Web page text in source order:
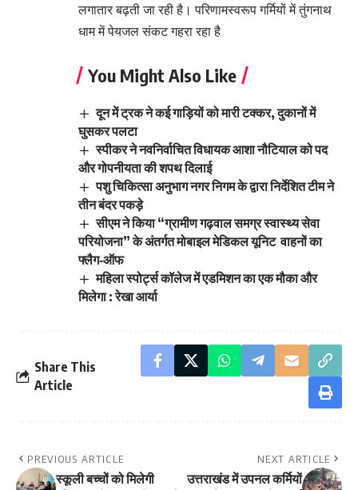
लगातार बढ़ती जा रही है। परिणामस्वरूप गर्मियों में तुंगनाथ
धाम में पेयजल संकट गहरा रहा है
You Might Also Like
दून में ट्रक ने कई गाड़ियों को मारी टक्कर, दुकानों में
घुसकर पलटा
स्पीकर ने नवनिर्वाचित विधायक आशा नौटियाल को पद
और गोपनीयता की शपथ दिलाई
पशु चिकित्सा अनुभाग नगर निगम के द्वारा निर्देशित टीम ने
तीन बंदर पकड़े
सीएम ने किया “ग्रामीण गढ़वाल समग्र स्वास्थ्य सेवा
परियोजना” के अंतर्गत मोबाइल मेडिकल यूनिट वाहनों का
फ्लैग‑ऑफ
महिला स्पोर्ट्स कॉलेज में एडमिशन का एक मौका और
मिलेगा : रेखा आर्या
Share This
Article
PREVIOUS ARTICLE
स्कूली बच्चों को मिलेगी
NEXT ARTICLE
उत्तराखंड में उपनल कर्मियों